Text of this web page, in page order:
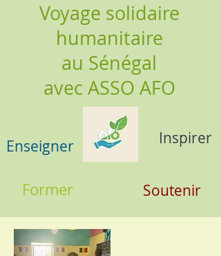
Voyage solidaire
humanitaire
au Sénégal
avec ASSO AFO
Enseigner Inspirer
Former Soutenir
Fédérer